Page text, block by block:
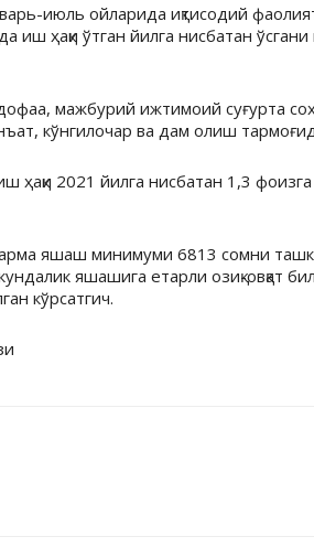
июль ойларида иқтисодий
иш ҳақи ўтган йилга нисбатан
мажбурий ижтимоий суғурта
кўнгилочар ва дам олиш
ҳақи 2021 йилга нисбатан 1,3
яшаш минимуми 6813 сомни
яшашига етарли озиқ-овқат
кўрсатгич.